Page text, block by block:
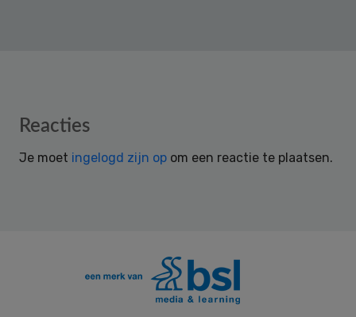
Reader
Reacties
Je moet ingelogd zijn op om een reactie te plaatsen.